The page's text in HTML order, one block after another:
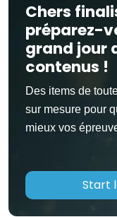
Chers
préparez-
grand jour
contenus !
Des items de
sur mesure pour
mieux vos
Start